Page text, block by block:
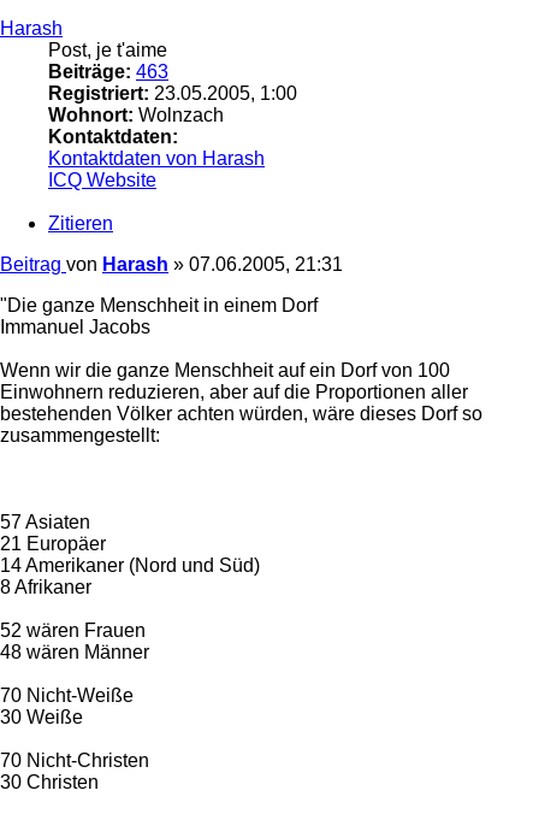
Harash
Post, je t'aime
Beiträge: 463
Registriert: 23.05.2005, 1:00
Wohnort: Wolnzach
Kontaktdaten:
Kontaktdaten von Harash
ICQ Website
Zitieren
Beitrag von Harash » 07.06.2005, 21:31
"Die ganze Menschheit in einem Dorf
Immanuel Jacobs
Wenn wir die ganze Menschheit auf ein Dorf von 100
Einwohnern reduzieren, aber auf die Proportionen aller
bestehenden Völker achten würden, wäre dieses Dorf so
zusammengestellt:
57 Asiaten
21 Europäer
14 Amerikaner (Nord und Süd)
8 Afrikaner
52 wären Frauen
48 wären Männer
70 Nicht-Weiße
30 Weiße
70 Nicht-Christen
30 Christen